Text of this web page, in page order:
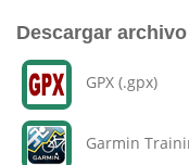
Descargar
GPX (.gpx)
Garmin